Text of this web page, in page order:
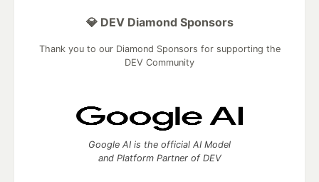
💎 DEV Diamond Sponsors
Thank you to our Diamond Sponsors for supporting the
DEV Community
Google AI is the official AI Model
and Platform Partner of DEV